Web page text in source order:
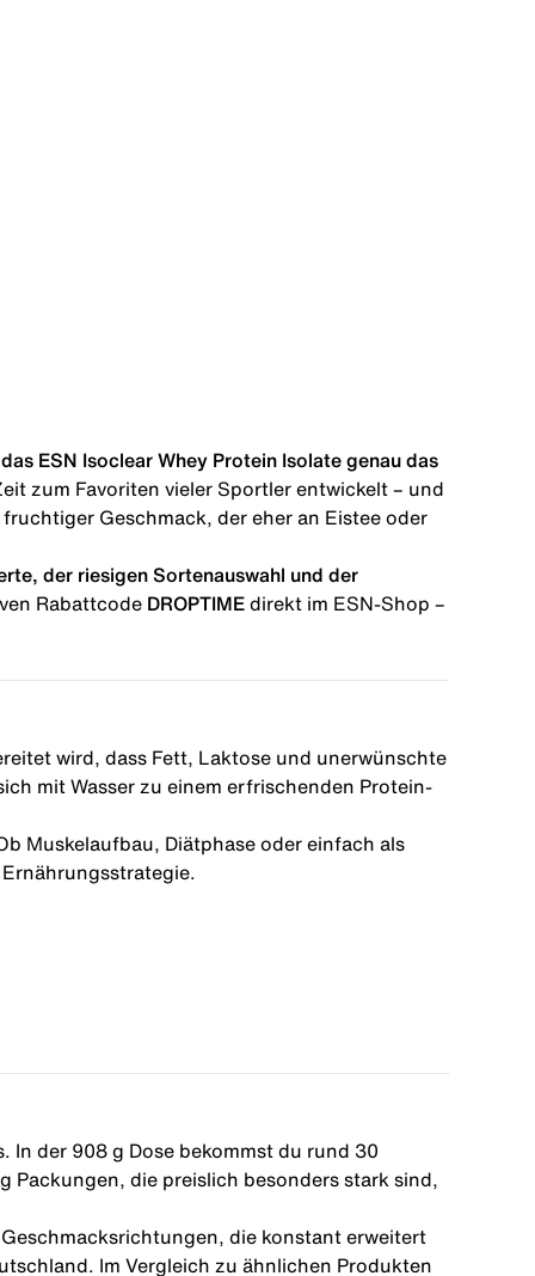
ESN Isoclear Whey Protein Isolate genau das
zum Favoriten vieler Sportler entwickelt – und
Geschmack, der eher an Eistee oder
der riesigen Sortenauswahl und der
Rabattcode DROPTIME direkt im ESN-Shop –
wird, dass Fett, Laktose und unerwünschte
mit Wasser zu einem erfrischenden Protein-
Muskelaufbau, Diätphase oder einfach als
. In der 908 g Dose bekommst du rund 30
die preislich besonders stark sind,
die konstant erweitert
Im Vergleich zu ähnlichen Produkten